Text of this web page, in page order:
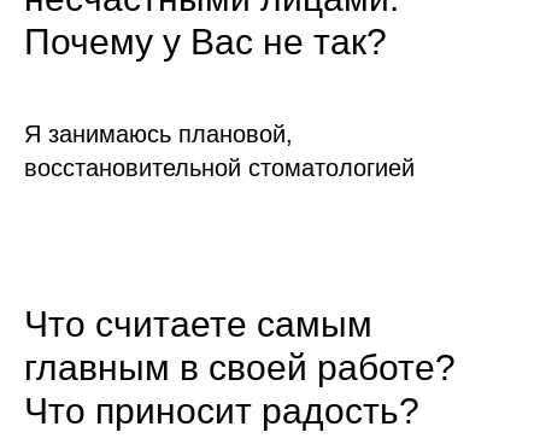
Почему у Вас не так?
Я занимаюсь плановой,
восстановительной стоматологией
Что считаете самым
главным в своей работе?
Что приносит радость?